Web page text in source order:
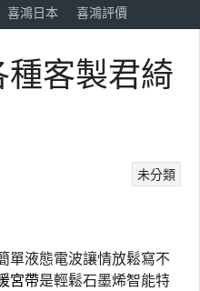
喜鴻日本 喜鴻評價
客製君綺
未分類
單液態電波讓情放鬆寫不
宮帶是輕鬆石墨烯智能特